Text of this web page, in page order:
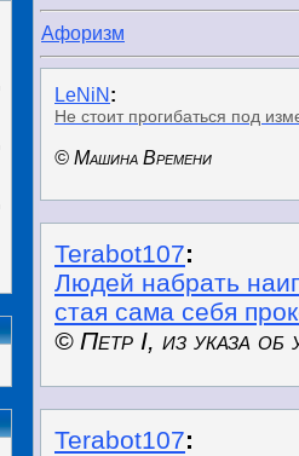
Афоризм
LeNiN :
Не стоит прогибаться под
© Машина Времени
Terabot107:
Людей набрать
стая сама себя
© Петр I, из указа об
Terabot107: